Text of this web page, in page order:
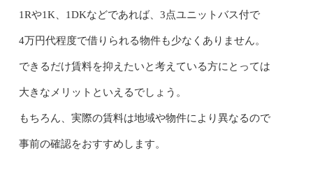
1Rや1K、1DKなどであれば、3点ユニットバス付で
4万円代程度で借りられる物件も少なくありません。
できるだけ賃料を抑えたいと考えている方にとっては
大きなメリットといえるでしょう。
もちろん、実際の賃料は地域や物件により異なるので
事前の確認をおすすめします。